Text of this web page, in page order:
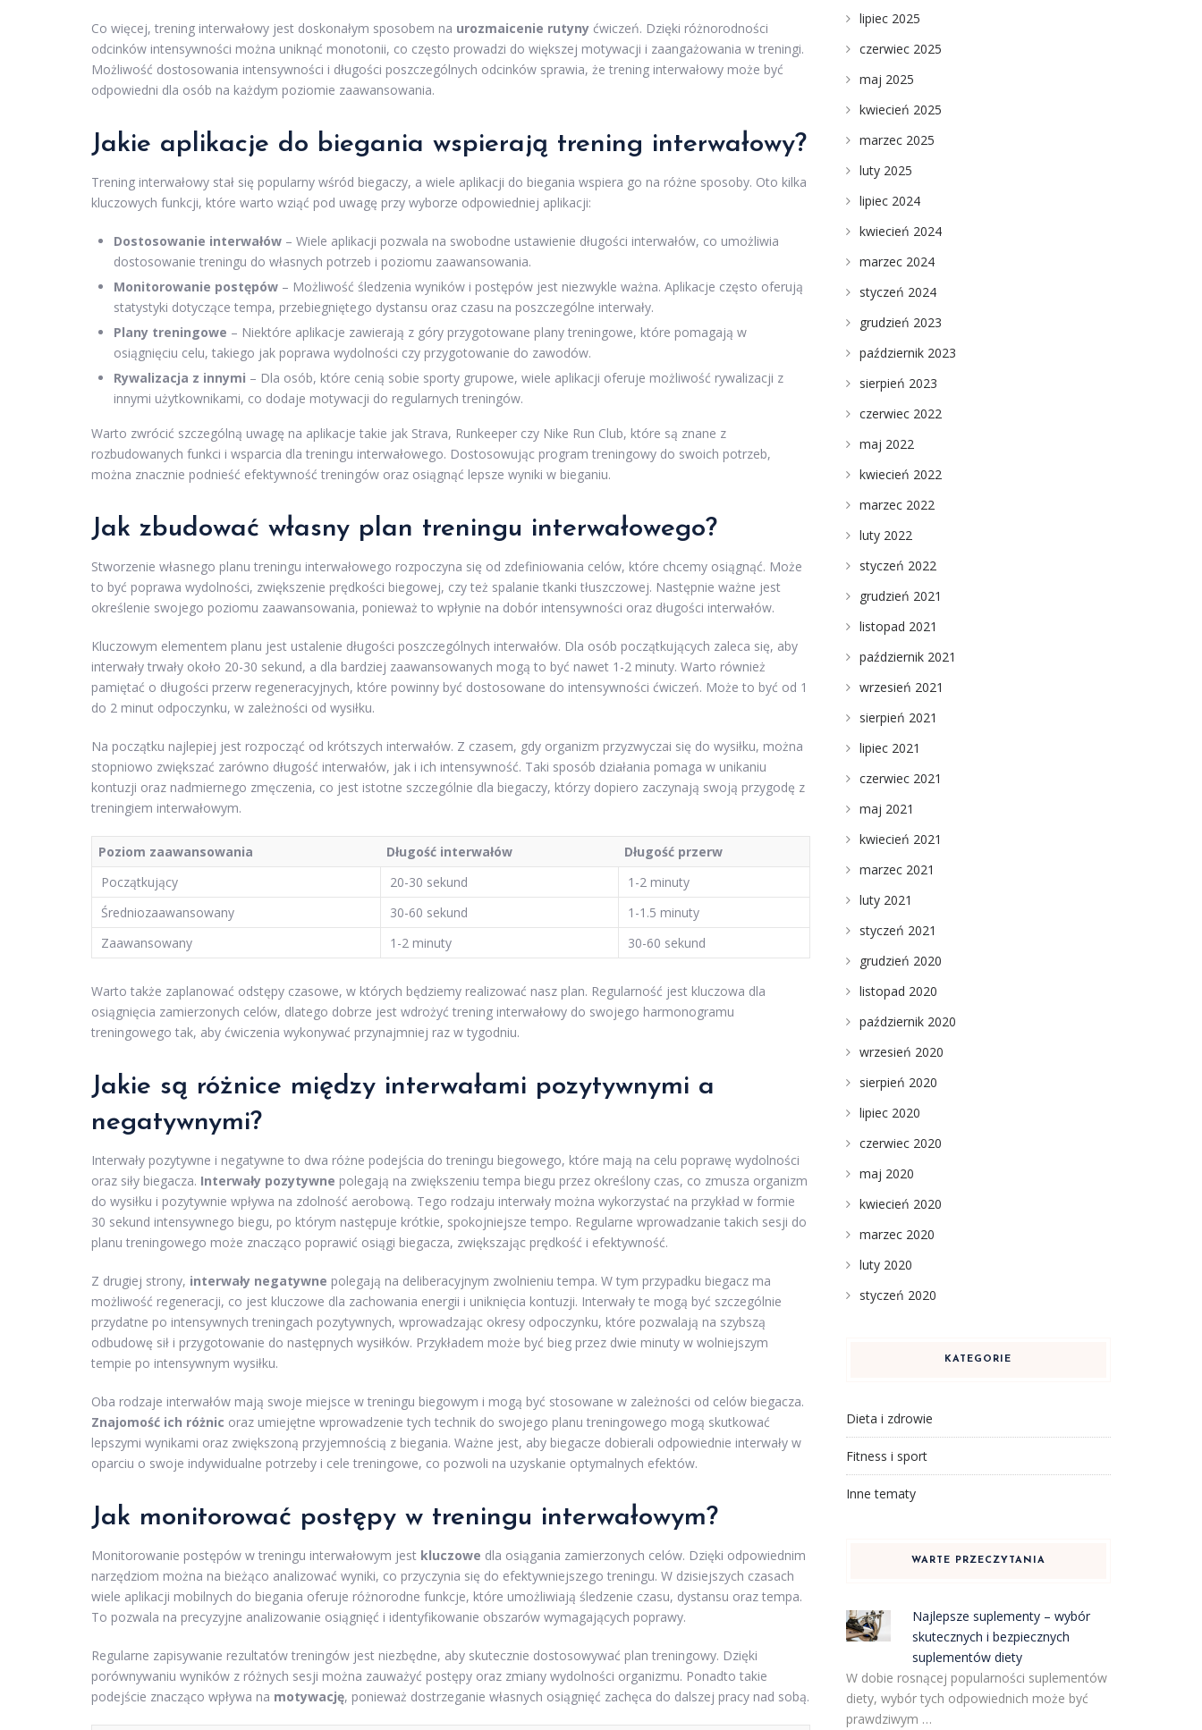
Co więcej, trening interwałowy jest doskonałym sposobem na urozmaicenie rutyny ćwiczeń. Dzięki różnorodności
odcinków intensywności można uniknąć monotonii, co często prowadzi do większej motywacji i zaangażowania w treningi.
Możliwość dostosowania intensywności i długości poszczególnych odcinków sprawia, że trening interwałowy może być
odpowiedni dla osób na każdym poziomie zaawansowania.
Jakie aplikacje do biegania wspierają trening interwałowy?
Trening interwałowy stał się popularny wśród biegaczy, a wiele aplikacji do biegania wspiera go na różne sposoby. Oto kilka
kluczowych funkcji, które warto wziąć pod uwagę przy wyborze odpowiedniej aplikacji:
Dostosowanie interwałów – Wiele aplikacji pozwala na swobodne ustawienie długości interwałów, co umożliwia
dostosowanie treningu do własnych potrzeb i poziomu zaawansowania.
Monitorowanie postępów – Możliwość śledzenia wyników i postępów jest niezwykle ważna. Aplikacje często oferują
statystyki dotyczące tempa, przebiegniętego dystansu oraz czasu na poszczególne interwały.
Plany treningowe – Niektóre aplikacje zawierają z góry przygotowane plany treningowe, które pomagają w
osiągnięciu celu, takiego jak poprawa wydolności czy przygotowanie do zawodów.
Rywalizacja z innymi – Dla osób, które cenią sobie sporty grupowe, wiele aplikacji oferuje możliwość rywalizacji z
innymi użytkownikami, co dodaje motywacji do regularnych treningów.
Warto zwrócić szczególną uwagę na aplikacje takie jak Strava, Runkeeper czy Nike Run Club, które są znane z
rozbudowanych funkci i wsparcia dla treningu interwałowego. Dostosowując program treningowy do swoich potrzeb,
można znacznie podnieść efektywność treningów oraz osiągnąć lepsze wyniki w bieganiu.
Jak zbudować własny plan treningu interwałowego?
Stworzenie własnego planu treningu interwałowego rozpoczyna się od zdefiniowania celów, które chcemy osiągnąć. Może
to być poprawa wydolności, zwiększenie prędkości biegowej, czy też spalanie tkanki tłuszczowej. Następnie ważne jest
określenie swojego poziomu zaawansowania, ponieważ to wpłynie na dobór intensywności oraz długości interwałów.
Kluczowym elementem planu jest ustalenie długości poszczególnych interwałów. Dla osób początkujących zaleca się, aby
interwały trwały około 20-30 sekund, a dla bardziej zaawansowanych mogą to być nawet 1-2 minuty. Warto również
pamiętać o długości przerw regeneracyjnych, które powinny być dostosowane do intensywności ćwiczeń. Może to być od 1
do 2 minut odpoczynku, w zależności od wysiłku.
Na początku najlepiej jest rozpocząć od krótszych interwałów. Z czasem, gdy organizm przyzwyczai się do wysiłku, można
stopniowo zwiększać zarówno długość interwałów, jak i ich intensywność. Taki sposób działania pomaga w unikaniu
kontuzji oraz nadmiernego zmęczenia, co jest istotne szczególnie dla biegaczy, którzy dopiero zaczynają swoją przygodę z
treningiem interwałowym.
Poziom zaawansowania Długość interwałów
Długość przerw
Początkujący
20-30 sekund
1-2 minuty
Średniozaawansowany
30-60 sekund
1-1.5 minuty
Zaawansowany
1-2 minuty 30-60 sekund
Warto także zaplanować odstępy czasowe, w których będziemy realizować nasz plan. Regularność jest kluczowa dla
osiągnięcia zamierzonych celów, dlatego dobrze jest wdrożyć trening interwałowy do swojego harmonogramu
treningowego tak, aby ćwiczenia wykonywać przynajmniej raz w tygodniu.
Jakie są różnice między interwałami pozytywnymi a
negatywnymi?
Interwały pozytywne i negatywne to dwa różne podejścia do treningu biegowego, które mają na celu poprawę wydolności
oraz siły biegacza. Interwały pozytywne polegają na zwiększeniu tempa biegu przez określony czas, co zmusza organizm
do wysiłku i pozytywnie wpływa na zdolność aerobową. Tego rodzaju interwały można wykorzystać na przykład w formie
30 sekund intensywnego biegu, po którym następuje krótkie, spokojniejsze tempo. Regularne wprowadzanie takich sesji do
planu treningowego może znacząco poprawić osiągi biegacza, zwiększając prędkość i efektywność.
Z drugiej strony, interwały negatywne polegają na deliberacyjnym zwolnieniu tempa. W tym przypadku biegacz ma
możliwość regeneracji, co jest kluczowe dla zachowania energii i uniknięcia kontuzji. Interwały te mogą być szczególnie
przydatne po intensywnych treningach pozytywnych, wprowadzając okresy odpoczynku, które pozwalają na szybszą
odbudowę sił i przygotowanie do następnych wysiłków. Przykładem może być bieg przez dwie minuty w wolniejszym
tempie po intensywnym wysiłku.
Oba rodzaje interwałów mają swoje miejsce w treningu biegowym i mogą być stosowane w zależności od celów biegacza.
Znajomość ich różnic oraz umiejętne wprowadzenie tych technik do swojego planu treningowego mogą skutkować
lepszymi wynikami oraz zwiększoną przyjemnością z biegania. Ważne jest, aby biegacze dobierali odpowiednie interwały w
oparciu o swoje indywidualne potrzeby i cele treningowe, co pozwoli na uzyskanie optymalnych efektów.
Jak monitorować postępy w treningu interwałowym?
Monitorowanie postępów w treningu interwałowym jest kluczowe dla osiągania zamierzonych celów. Dzięki odpowiednim
narzędziom można na bieżąco analizować wyniki, co przyczynia się do efektywniejszego treningu. W dzisiejszych czasach
wiele aplikacji mobilnych do biegania oferuje różnorodne funkcje, które umożliwiają śledzenie czasu, dystansu oraz tempa.
To pozwala na precyzyjne analizowanie osiągnięć i identyfikowanie obszarów wymagających poprawy.
Regularne zapisywanie rezultatów treningów jest niezbędne, aby skutecznie dostosowywać plan treningowy. Dzięki
porównywaniu wyników z różnych sesji można zauważyć postępy oraz zmiany wydolności organizmu. Ponadto takie
podejście znacząco wpływa na motywację, ponieważ dostrzeganie własnych osiągnięć zachęca do dalszej pracy nad sobą.
lipiec 2025
czerwiec 2025
maj 2025
kwiecień 2025
marzec 2025
luty 2025
lipiec 2024
kwiecień 2024
marzec 2024
styczeń 2024
grudzień 2023
październik 2023
sierpień 2023
czerwiec 2022
maj 2022
kwiecień 2022
marzec 2022
luty 2022
styczeń 2022
grudzień 2021
listopad 2021
październik 2021
wrzesień 2021
sierpień 2021
lipiec 2021
czerwiec 2021
maj 2021
kwiecień 2021
marzec 2021
luty 2021
styczeń 2021
grudzień 2020
listopad 2020
październik 2020
wrzesień 2020
sierpień 2020
lipiec 2020
czerwiec 2020
maj 2020
kwiecień 2020
marzec 2020
luty 2020
styczeń 2020
KATEGORIE
Dieta i zdrowie
Fitness i sport
Inne tematy
WARTE PRZECZYTANIA
Najlepsze suplementy – wybór
skutecznych i bezpiecznych
suplementów diety
W dobie rosnącej popularności suplementów
diety, wybór tych odpowiednich może być
prawdziwym …